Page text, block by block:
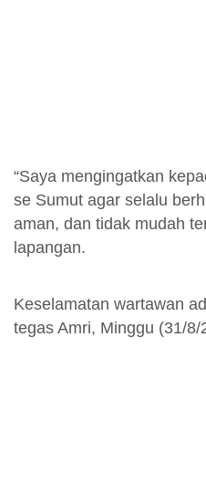
“Saya mengingatkan
se Sumut agar selalu
aman, dan tidak mudah
lapangan.
Keselamatan wartawan
tegas Amri, Minggu (31/8/